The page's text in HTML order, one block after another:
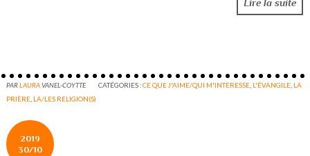
Lire la suite
PARLAURAVANEL-COYTTE CATÉGORIES :CE QUE J'AIME/QUI M'INTERESSE L'ÉVANGILE LA
PRIÈRE LA/LES RELIGION(S)
2019
30/10